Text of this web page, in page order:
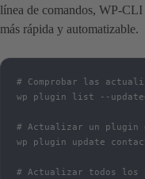
línea de comandos, WP-
más rápida y automatizable.
# Comprobar las
wp plugin list --
# Actualizar un plugin
wp plugin update
# Actualizar todos los